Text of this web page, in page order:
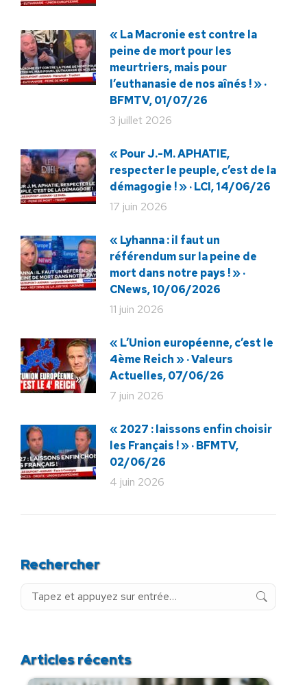
« La Macronie est contre la
peine de mort pour les
meurtriers, mais pour
l’euthanasie de nos aînés ! » ·
BFMTV, 01/07/26
3 juillet 2026
« Pour J.-M. APHATIE,
respecter le peuple, c’est de la
démagogie ! » · LCI, 14/06/26
17 juin 2026
« Lyhanna : il faut un
référendum sur la peine de
mort dans notre pays ! » ·
CNews, 10/06/2026
11 juin 2026
« L’Union européenne, c’est le
4ème Reich » · Valeurs
Actuelles, 07/06/26
7 juin 2026
« 2027 : laissons enfin choisir
les Français ! » · BFMTV,
02/06/26
4 juin 2026
Rechercher
Recherche
Articles récents